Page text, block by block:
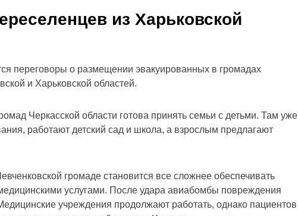
из Харьковской
переговоры о размещении эвакуированных в громадах
и Харьковской областей.
Черкасской области готова принять семьи с детьми. Там уже
работают детский сад и школа, а взрослым предлагают
громаде становится все сложнее обеспечивать
услугами. После удара авиабомбы повреждения
учреждения продолжают работать, однако пациентов